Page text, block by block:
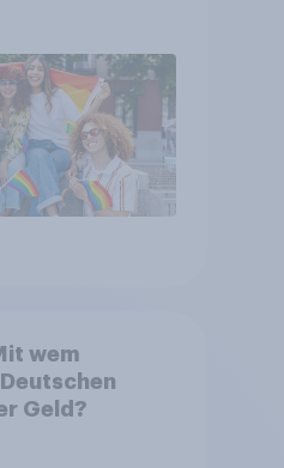
wem
Geld?